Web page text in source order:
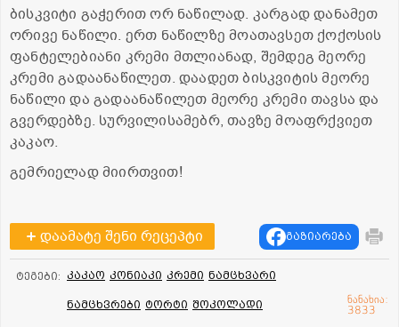
ბისკვიტი გაჭერით ორ ნაწილად. კარგად დანამეთ
ორივე ნაწილი. ერთ ნაწილზე მოათავსეთ ქოქოსის
ფანტელებიანი კრემი მთლიანად, შემდეგ მეორე
კრემი გადაანაწილეთ. დაადეთ ბისკვიტის მეორე
ნაწილი და გადაანაწილეთ მეორე კრემი თავსა და
გვერდებზე. სურვილისამებრ, თავზე მოაფრქვიეთ
კაკაო.
გემრიელად მიირთვით!
დაამატე შენი რეცეპტი გაზიარება
ტეგები: კაკაო კონიაკი კრემი ნამცხვარი
ნამცხვრები ტორტი შოკოლადი
ნანახია:
3833